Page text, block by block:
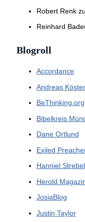
Robert Renkzu
Reinhard
Blogroll
Accordance
Andreas
BeThinking.org
Bibelkreis
Dane Ortlund
Exiled
Hanniel Strebel
Herold
JosiaBlog
Justin Taylor